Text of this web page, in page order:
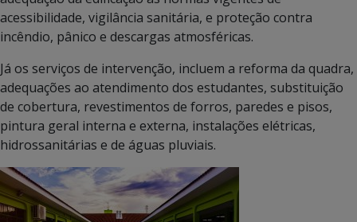
acessibilidade, vigilância sanitária, e proteção contra
incêndio, pânico e descargas atmosféricas.
Já os serviços de intervenção, incluem a reforma da quadra,
adequações ao atendimento dos estudantes, substituição
de cobertura, revestimentos de forros, paredes e pisos,
pintura geral interna e externa, instalações elétricas,
hidrossanitárias e de águas pluviais.